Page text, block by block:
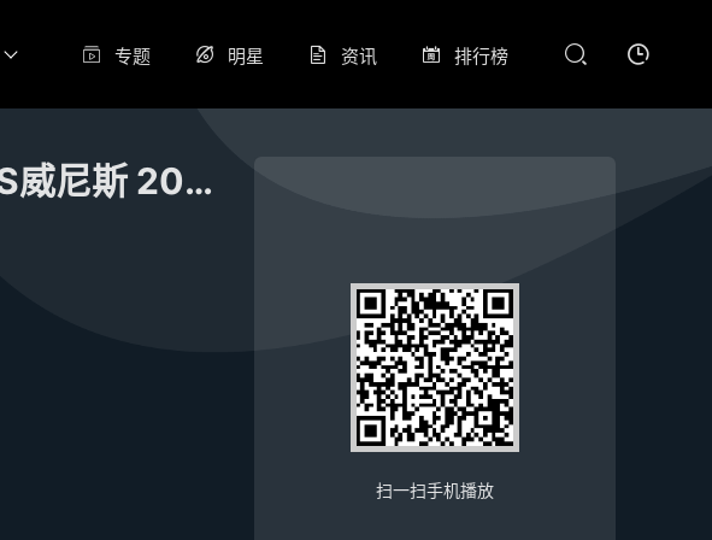
专题 明星 资讯 排行榜
意大利杯第一轮 布雷西亚VS威尼斯 20240812
扫一扫手机播放